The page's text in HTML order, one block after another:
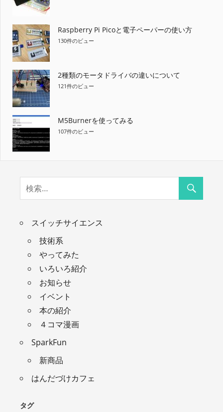
Raspberry Pi Picoと電子ペーパーの使い方
130件のビュー
2種類のモータドライバの違いについて
121件のビュー
M5Burnerを使ってみる
107件のビュー
スイッチサイエンス
技術系
やってみた
いろいろ紹介
お知らせ
イベント
本の紹介
４コマ漫画
SparkFun
新商品
はんだづけカフェ
タグ